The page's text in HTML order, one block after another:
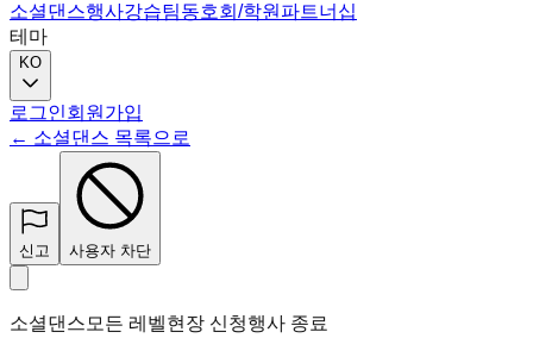
소셜댄스행사강습팀동호회/학원 파트너십
테마
KO
로그인회원가입
← 소셜댄스 목록으로
신고 사용자 차단
소셜댄스 모든 레벨현장 신청행사 종료